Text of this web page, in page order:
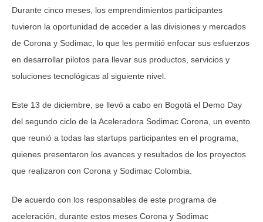
Durante cinco meses, los emprendimientos participantes
tuvieron la oportunidad de acceder a las divisiones y mercados
de Corona y Sodimac, lo que les permitió enfocar sus esfuerzos
en desarrollar pilotos para llevar sus productos, servicios y
soluciones tecnológicas al siguiente nivel.
Este 13 de diciembre, se llevó a cabo en Bogotá el Demo Day
del segundo ciclo de la Aceleradora Sodimac Corona, un evento
que reunió a todas las startups participantes en el programa,
quienes presentaron los avances y resultados de los proyectos
que realizaron con Corona y Sodimac Colombia.
De acuerdo con los responsables de este programa de
aceleración, durante estos meses Corona y Sodimac